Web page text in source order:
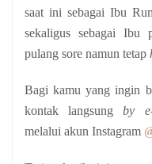
saat ini sebagai Ibu
sekaligus sebagai Ibu
pulang sore namun tetap
Bagi kamu yang ingin
kontak langsungby
melalui akun Instagram